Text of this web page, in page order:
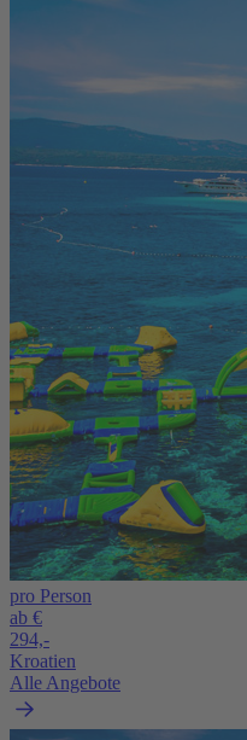
pro Person
ab €
294,-
Kroatien
Alle Angebote